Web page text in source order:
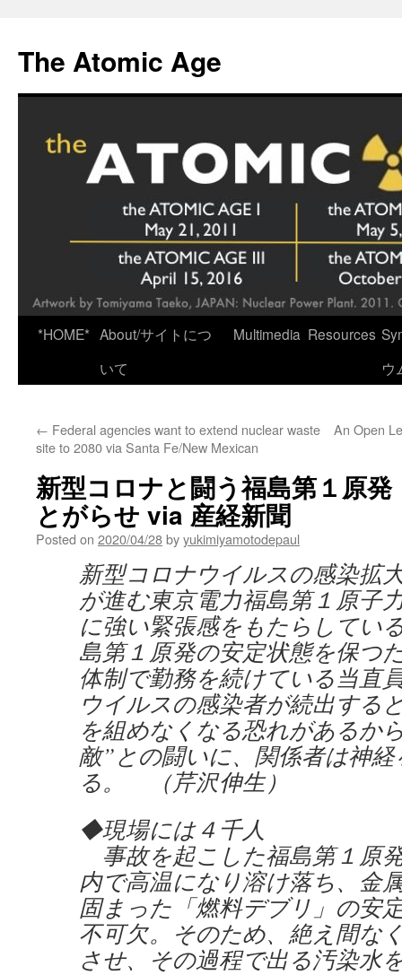
content
The Atomic Age
*HOME* About/サイトにつ
いて
Multimedia Resources
ウ
← Federal agencies want to extend nuclear waste
site to 2080 via Santa Fe/New Mexican
An Open
新型コロナと闘う福島第１原
とがらせ via 産経新聞
Posted on 2020/04/28byyukimiyamotodepaul
新型コロナウイルスの感染拡
が進む東京電力福島第１原子
に強い緊張感をもたらしてい
島第１原発の安定状態を保つ
体制で勤務を続けている当直
ウイルスの感染者が続出する
を組めなくなる恐れがあるか
敵”との闘いに、関係者は神
る。 （芹沢伸生）
◆現場には４千人
事故を起こした福島第１原
内で高温になり溶け落ち、金
固まった「燃料デブリ」の安
不可欠。そのため、絶え間な
させ、その過程で出る汚染水